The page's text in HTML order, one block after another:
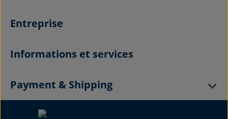
Entreprise
Informations et services
Payment & Shipping